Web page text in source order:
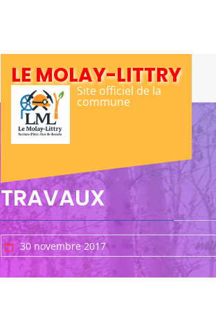
LE MOLAY-LITTRY
Site officiel de la
commune
TRAVAUX
30 novembre 2017